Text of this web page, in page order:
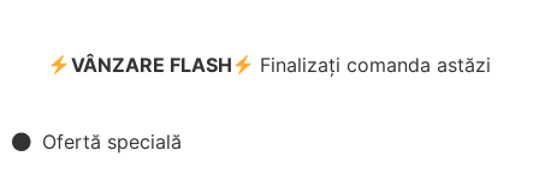
VÂNZARE FLASH Finalizați comanda astăzi
Ofertă specială